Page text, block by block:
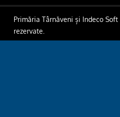
Primăria Târnăveni și Indeco
rezervate.